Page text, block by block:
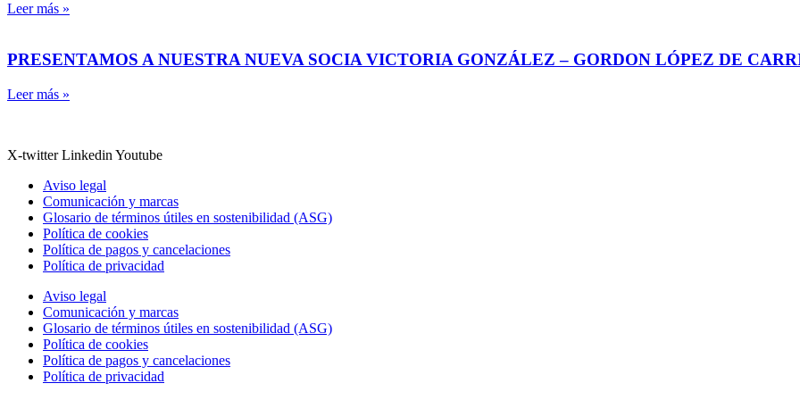
Leer más »
PRESENTAMOS A NUESTRA NUEVA SOCIA VICTORIA GONZÁLEZ – GORDON LÓPEZ DE
Leer más »
X-twitter Linkedin Youtube
Aviso legal
Comunicación y marcas
Glosario de términos útiles en sostenibilidad (ASG)
Política de cookies
Política de pagos y cancelaciones
Política de privacidad
Aviso legal
Comunicación y marcas
Glosario de términos útiles en sostenibilidad (ASG)
Política de cookies
Política de pagos y cancelaciones
Política de privacidad